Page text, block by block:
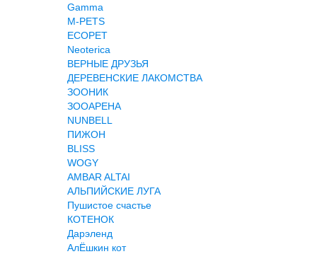
Gamma
M-PETS
ECOPET
Neoterica
ВЕРНЫЕ ДРУЗЬЯ
ДЕРЕВЕНСКИЕ ЛАКОМСТВА
ЗООНИК
ЗООАРЕНА
NUNBELL
ПИЖОН
BLISS
WOGY
AMBAR ALTAI
АЛЬПИЙСКИЕ ЛУГА
Пушистое счастье
КОТЕНОК
Дарэленд
АлЁшкин кот